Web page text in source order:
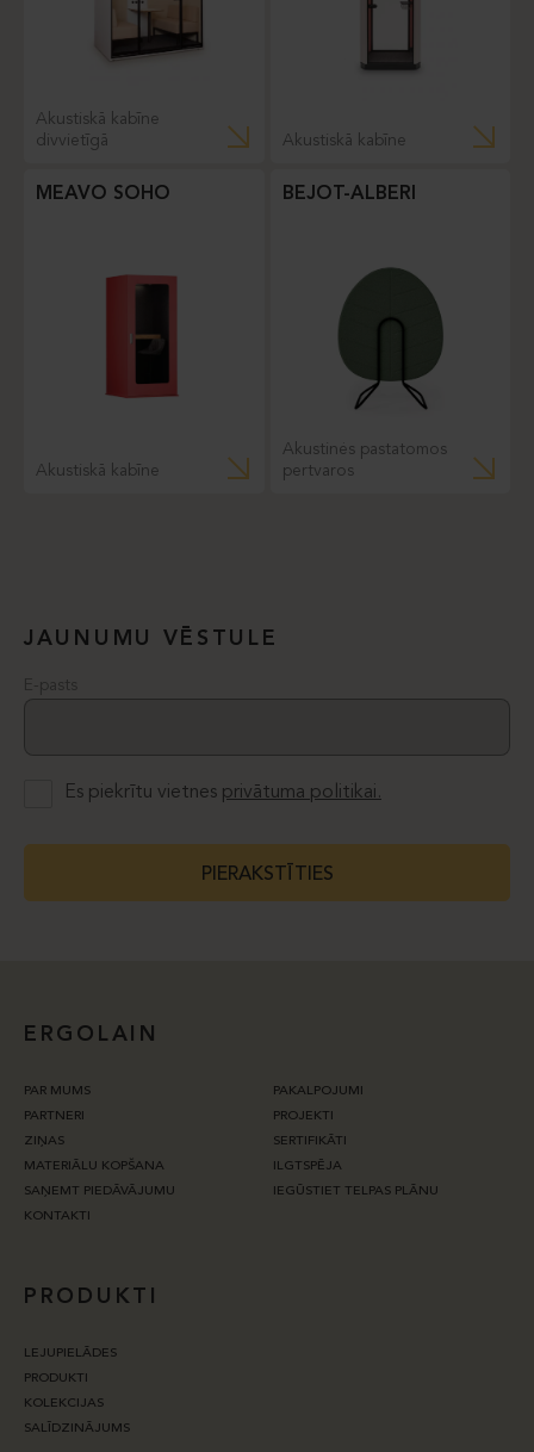
Akustiskā kabīne
divvietīgā
Akustiskā kabīne
MEAVO SOHO
Akustiskā kabīne
BEJOT-ALBERI
Akustinės pastatomos
pertvaros
JAUNUMU VĒSTULE
E-pasts
Es piekrītu vietnes privātuma politikai.
PIERAKSTĪTIES
ERGOLAIN
PAR MUMS
PAKALPOJUMI
PARTNERI
PROJEKTI
ZIŅAS
SERTIFIKĀTI
MATERIĀLU KOPŠANA
ILGTSPĒJA
SAŅEMT PIEDĀVĀJUMU
IEGŪSTIET TELPAS PLĀNU
KONTAKTI
PRODUKTI
LEJUPIELĀDES
PRODUKTI
KOLEKCIJAS
SALĪDZINĀJUMS